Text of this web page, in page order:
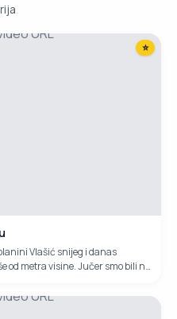
URL
⭐
Vlašić snijeg i danas
od metra visine. Jučer smo bili na
URL